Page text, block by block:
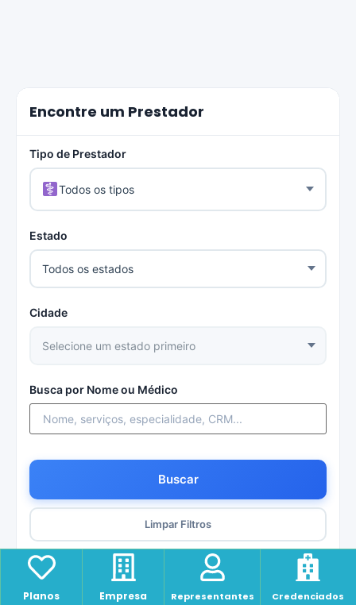
Encontre um Prestador
Tipo de Prestador
Todos os tipos
Estado
Cidade
Busca por Nome ou Médico
Buscar
Limpar Filtros
Prestadores
Planos Empresa Representantes Credenciados